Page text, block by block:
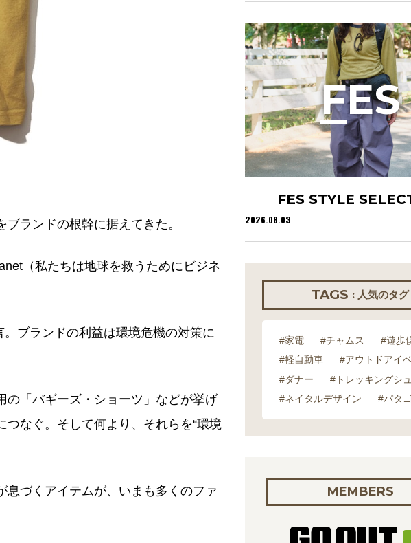
ランドの根幹に据えてきた。
（私たちは地球を救うためにビジネ
ブランドの利益は環境危機の対策に
の「バギーズ・ショーツ」などが挙げ
なぐ。そして何より、それらを“環境
づくアイテムが、いまも多くのファ
FES STYLE
2026.08.03
FES
TAGS : 人気のタグ
#家電 #チャムス
#遊歩
#軽自動車
#アウトドアイ
#ダナー
#トレッキングシ
#ネイタルデザイン
#パタ
MEMBERS